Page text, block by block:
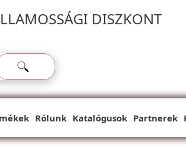
DISZKONT
Rólunk Katalógusok Partnerek